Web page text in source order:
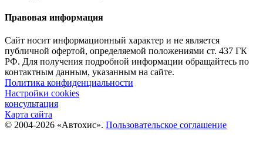
Правовая информация
Сайт носит информационный характер и не является
публичной офертой, определяемой положениями ст. 437 ГК
РФ. Для получения подробной информации обращайтесь по
контактным данным, указанным на сайте.
Политика конфиденциальности
Настройки cookies
консультация
Карта сайта
© 2004-2026 «Автохис». Пользовательское соглашение